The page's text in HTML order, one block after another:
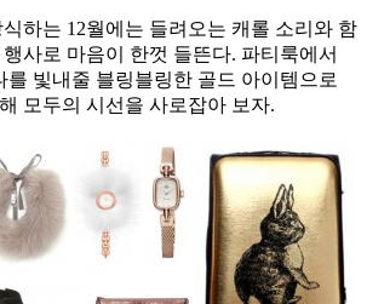
하는 12월에는 들려오는 캐롤 소리와 함
사로 마음이 한껏 들뜬다. 파티룩에서
를 빛내줄 블링블링한 골드 아이템으로
모두의 시선을 사로잡아 보자.